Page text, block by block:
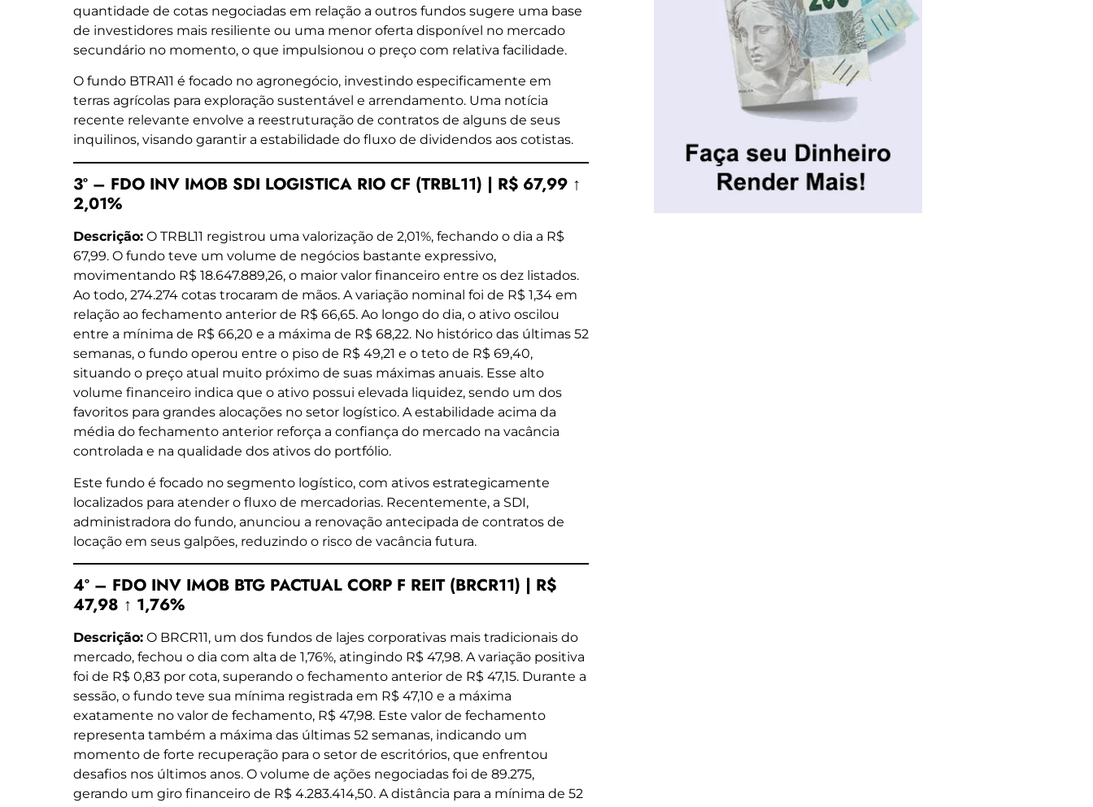
quantidade de cotas negociadas em relação a outros fundos sugere uma base
de investidores mais resiliente ou uma menor oferta disponível no mercado
secundário no momento, o que impulsionou o preço com relativa facilidade.
O fundo BTRA11 é focado no agronegócio, investindo especificamente em
terras agrícolas para exploração sustentável e arrendamento. Uma notícia
recente relevante envolve a reestruturação de contratos de alguns de seus
inquilinos, visando garantir a estabilidade do fluxo de dividendos aos cotistas.
3º – FDO INV IMOB SDI LOGISTICA RIO CF (TRBL11) | R$ 67,99 ↑
2,01%
Descrição: O TRBL11 registrou uma valorização de 2,01%, fechando o dia a R$
67,99. O fundo teve um volume de negócios bastante expressivo,
movimentando R$ 18.647.889,26, o maior valor financeiro entre os dez listados.
Ao todo, 274.274 cotas trocaram de mãos. A variação nominal foi de R$ 1,34 em
relação ao fechamento anterior de R$ 66,65. Ao longo do dia, o ativo oscilou
entre a mínima de R$ 66,20 e a máxima de R$ 68,22. No histórico das últimas 52
semanas, o fundo operou entre o piso de R$ 49,21 e o teto de R$ 69,40,
situando o preço atual muito próximo de suas máximas anuais. Esse alto
volume financeiro indica que o ativo possui elevada liquidez, sendo um dos
favoritos para grandes alocações no setor logístico. A estabilidade acima da
média do fechamento anterior reforça a confiança do mercado na vacância
controlada e na qualidade dos ativos do portfólio.
Este fundo é focado no segmento logístico, com ativos estrategicamente
localizados para atender o fluxo de mercadorias. Recentemente, a SDI,
administradora do fundo, anunciou a renovação antecipada de contratos de
locação em seus galpões, reduzindo o risco de vacância futura.
4º – FDO INV IMOB BTG PACTUAL CORP F REIT (BRCR11) | R$
47,98 ↑ 1,76%
Descrição: O BRCR11, um dos fundos de lajes corporativas mais tradicionais do
mercado, fechou o dia com alta de 1,76%, atingindo R$ 47,98. A variação positiva
foi de R$ 0,83 por cota, superando o fechamento anterior de R$ 47,15. Durante a
sessão, o fundo teve sua mínima registrada em R$ 47,10 e a máxima
exatamente no valor de fechamento, R$ 47,98. Este valor de fechamento
representa também a máxima das últimas 52 semanas, indicando um
momento de forte recuperação para o setor de escritórios, que enfrentou
desafios nos últimos anos. O volume de ações negociadas foi de 89.275,
gerando um giro financeiro de R$ 4.283.414,50. A distância para a mínima de 52